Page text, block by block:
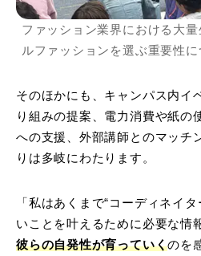
ファッション業界における大
ルファッションを選ぶ重要性
そのほかにも、キャンパス内イ
り組みの提案、電力消費や紙の
への支援、外部講師とのマッチ
りは多岐にわたります。
「私はあくまで“コーディネイタ
いことを叶えるために必要な情
彼らの自発性が育っていくのを